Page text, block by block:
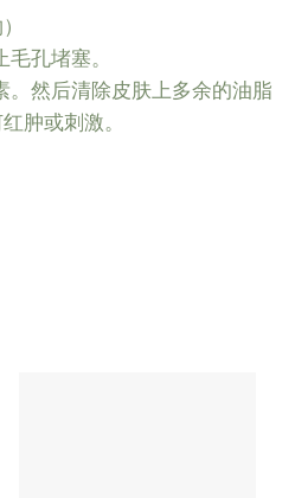
孔堵塞。
。然后清除皮肤上多余的油脂
肿或刺激。